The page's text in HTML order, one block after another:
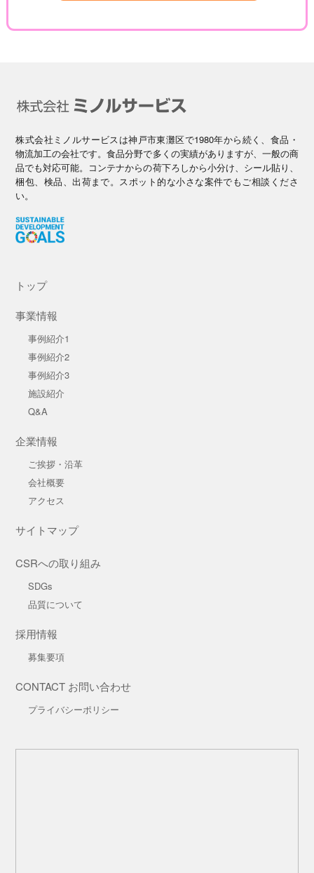
株式会社ミノルサービスは神戸市東灘区で1980年から続く、食品・
物流加工の会社です。食品分野で多くの実績がありますが、一般の商
品でも対応可能。コンテナからの荷下ろしから小分け、シール貼り、
梱包、検品、出荷まで。スポット的な小さな案件でもご相談くださ
い。
トップ
事業情報
事例紹介1
事例紹介2
事例紹介3
施設紹介
Q&A
企業情報
ご挨拶・沿革
会社概要
アクセス
サイトマップ
CSRへの取り組み
SDGs
品質について
採用情報
募集要項
CONTACT お問い合わせ
プライバシーポリシー